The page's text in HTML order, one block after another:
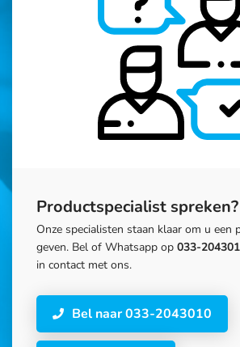
Productspecialist spreken?
Onze specialisten staan klaar om u een
geven. Bel of Whatsapp op 033-
in contact met ons.
Bel naar 033-2043010